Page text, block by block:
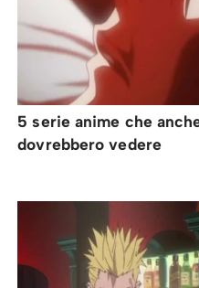
5 serie anime che
dovrebbero vedere